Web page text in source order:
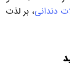
دندانی، بر لذت